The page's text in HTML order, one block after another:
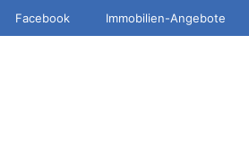
Facebook Immobilien-Angebote